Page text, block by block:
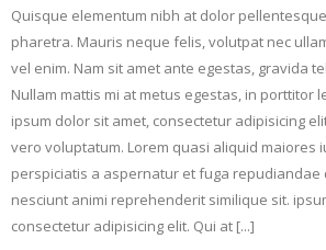
Quisque elementum nibh at dolor
pharetra. Mauris neque felis, volutpat nec
vel enim. Nam sit amet ante egestas, gravida
Nullam mattis mi at metus egestas, in porttitor
ipsum dolor sit amet, consectetur adipisicing
vero voluptatum. Lorem quasi aliquid maiores
perspiciatis a aspernatur et fuga repudiandae
nesciunt animi reprehenderit similique sit.
consectetur adipisicing elit. Qui at [...]